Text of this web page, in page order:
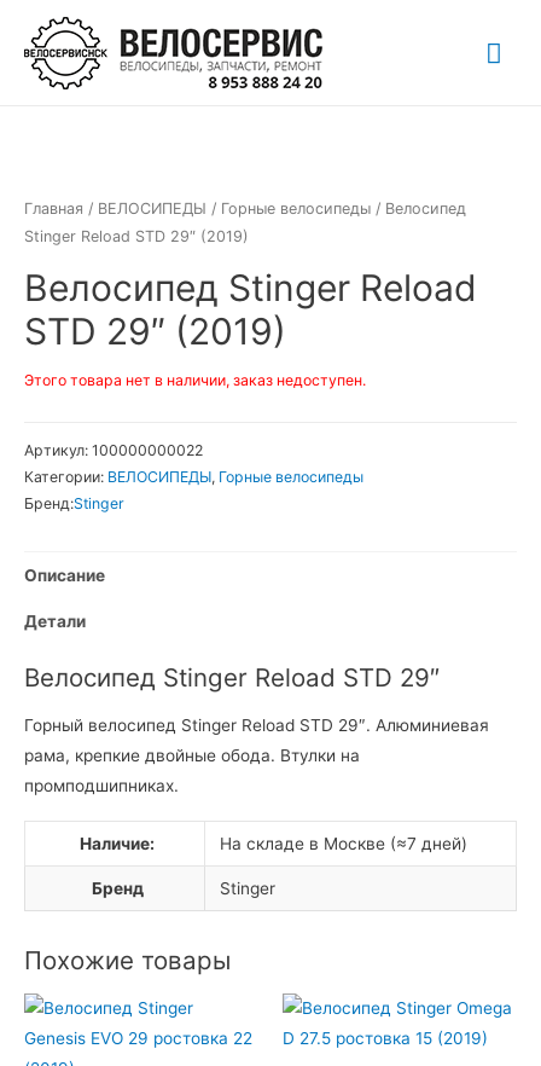
Перейти
содержимому
Главная / ВЕЛОСИПЕДЫ / Горные велосипеды / Велосипед
Stinger Reload STD 29″ (2019)
Велосипед Stinger Reload
STD 29″ (2019)
Этого товара нет в наличии, заказ недоступен.
Артикул: 100000000022
Категории: ВЕЛОСИПЕДЫ, Горные велосипеды
Бренд:Stinger
Описание
Детали
Велосипед Stinger Reload STD 29″
Горный велосипед Stinger Reload STD 29″. Алюминиевая
рама, крепкие двойные обода. Втулки на
промподшипниках.
Наличие: На складе в Москве (≈7 дней)
Бренд Stinger
Похожие товары